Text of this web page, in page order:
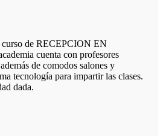
curso de RECEPCION EN
cuenta con profesores
de comodos salones y
tecnología para impartir las clases.
dada.